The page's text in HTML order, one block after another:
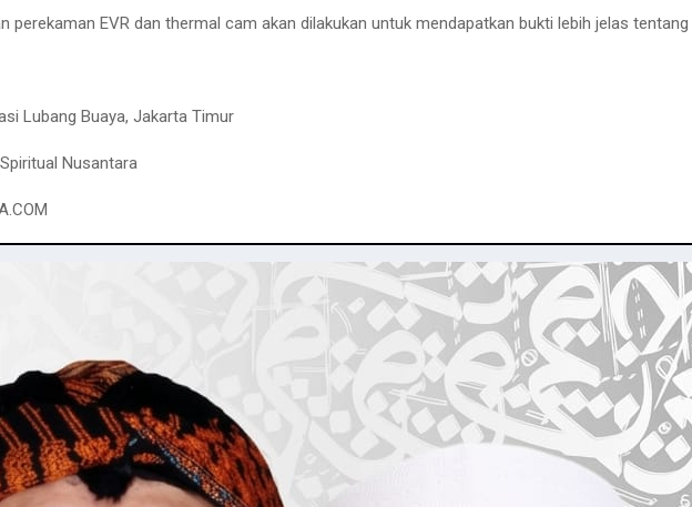
perekaman EVR dan thermal cam akan dilakukan untuk mendapatkan bukti lebih jelas
Lubang Buaya, Jakarta Timur
Nusantara